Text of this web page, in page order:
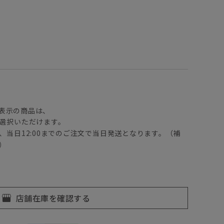
示の商品は、
択いただけます。
当日12:00までのご注文で当日発送となります。（補